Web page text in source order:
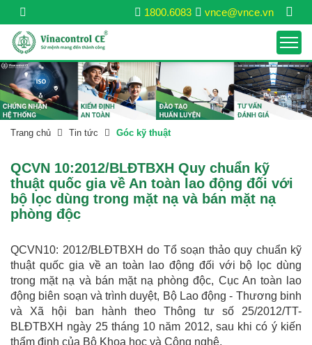
vnce@vnce.vn
1800.6083
Trang chủ Tin tức Góc kỹ thuật
QCVN 10:2012/BLĐTBXH Quy chuẩn kỹ
thuật quốc gia về An toàn lao động đối với
bộ lọc dùng trong mặt nạ và bán mặt nạ
phòng độc
QCVN10: 2012/BLĐTBXH do Tổ soạn thảo quy chuẩn kỹ
thuật quốc gia về an toàn lao động đối với bộ lọc dùng
trong mặt nạ và bán mặt nạ phòng độc, Cục An toàn lao
động biên soạn và trình duyệt, Bộ Lao động - Thương binh
và Xã hội ban hành theo Thông tư số 25/2012/TT-
BLĐTBXH ngày 25 tháng 10 năm 2012, sau khi có ý kiến
thẩm định của Bộ Khoa học và Công nghệ.